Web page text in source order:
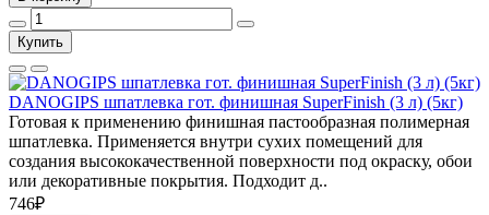
Купить
DANOGIPS шпатлевка гот. финишная SuperFinish (3 л) (5кг)
Готовая к применению финишная пастообразная полимерная
шпатлевка. Применяется внутри сухих помещений для
создания высококачественной поверхности под окраску, обои
или декоративные покрытия. Подходит д..
746₽